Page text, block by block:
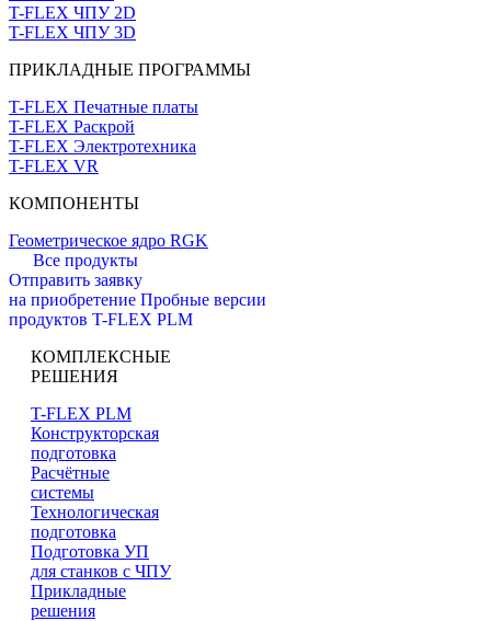
T-FLEX ЧПУ 2D
T-FLEX ЧПУ 3D
ПРИКЛАДНЫЕ ПРОГРАММЫ
T-FLEX Печатные платы
T-FLEX Раскрой
T-FLEX Электротехника
T-FLEX VR
КОМПОНЕНТЫ
Геометрическое ядро RGK
Все продукты
Отправить заявку
на приобретение Пробные версии
продуктов T-FLEX PLM
КОМПЛЕКСНЫЕ
РЕШЕНИЯ
T-FLEX PLM
Конструкторская
подготовка
Расчётные
системы
Технологическая
подготовка
Подготовка УП
для станков с ЧПУ
Прикладные
решения